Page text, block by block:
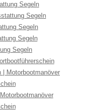
Segeln
Segeln
Segeln
Segeln
Segeln
| Motorbootmanöver